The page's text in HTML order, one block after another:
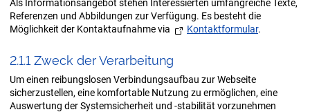
Als Informationsangebot stehen Interessierten umfangreiche Texte,
Referenzen und Abbildungen zur Verfügung. Es besteht die
Möglichkeit der Kontaktaufnahme via
Kontaktformular.
2.1.1 Zweck der Ver­ar­bei­tung
Um einen reibungslosen Verbindungsaufbau zur Webseite
sicherzustellen, eine komfortable Nutzung zu ermöglichen, eine
Auswertung der Systemsicherheit und -stabilität vorzunehmen